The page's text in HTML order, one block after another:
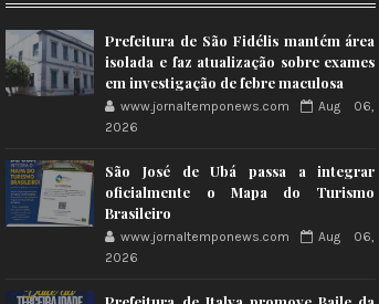
Prefeitura de São Fidélis mantém área
isolada e faz atualização sobre exames
em investigação de febre maculosa
www.jornaltemponews.com
Aug 06,
2026
São José de Ubá passa a integrar
oficialmente o Mapa do Turismo
Brasileiro
www.jornaltemponews.com
Aug 06,
2026